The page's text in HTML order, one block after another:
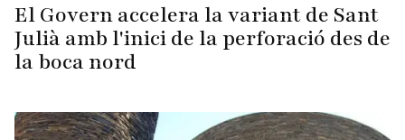
El Govern accelera la variant de Sant
Julià amb l'inici de la perforació des de
la boca nord